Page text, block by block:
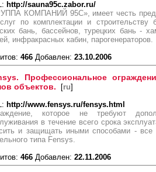
http://sauna95c.zabor.ru/
КОМПАНИЙ 95С», имеет честь
по комплектации и строительству
бань, бассейнов, турецких бань -
инфракрасных кабин, парогенераторов.
466 Добавлен: 23.10.2006
Профессиональное
объектов. [ru]
http://www.fensys.ru/fensys.html
которое не требуют
в течение всего срока
и защищать иными способами - все
типа Fensys.
466 Добавлен: 22.11.2006